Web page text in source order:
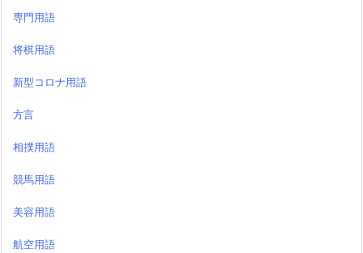
専門用語
将棋用語
新型コロナ用語
方言
相撲用語
競馬用語
美容用語
航空用語